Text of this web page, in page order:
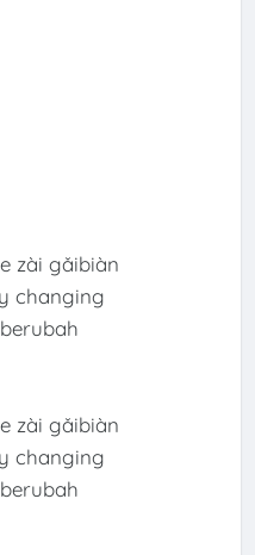
zài gǎibiàn
changing
zài gǎibiàn
changing